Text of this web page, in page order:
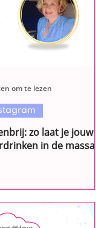
zo laat je jouw
in de massa
om te lezen